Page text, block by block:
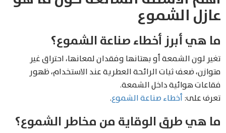
عازل الشموع
ما هي أبرز أخطاء صناعة الشموع؟
تغير لون الشمعة أو بهتانها وفقدان لمعانها، احتراق غير
متوازن، ضعف ثبات الرائحة العطرية عند الاستخدام، ظهور
فقاعات هوائية داخل الشمعة.
تعرف على:أخطاء صناعة الشموع.
ما هي طرق الوقاية من مخاطر الشموع؟